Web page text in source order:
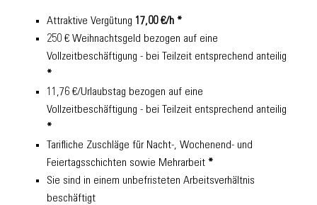
Attraktive Vergütung 17,00 €/h *
250 € Weihnachtsgeld bezogen auf eine
Vollzeitbeschäftigung - bei Teilzeit entsprechend anteilig
*
11,76 €/Urlaubstag bezogen auf eine
Vollzeitbeschäftigung - bei Teilzeit entsprechend anteilig
*
Tarifliche Zuschläge für Nacht-, Wochenend- und
Feiertagsschichten sowie Mehrarbeit *
Sie sind in einem unbefristeten Arbeitsverhältnis
beschäftigt